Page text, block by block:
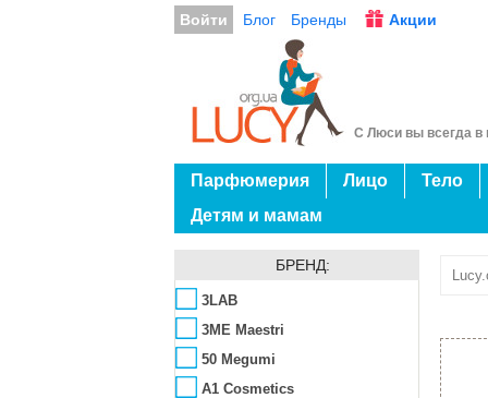
Войти Блог Бренды Акции
С Люси вы всегда в
Парфюмерия Лицо Тело
Детям и мамам
БРЕНД:
3LAB
3ME Maestri
50 Megumi
A1 Cosmetics